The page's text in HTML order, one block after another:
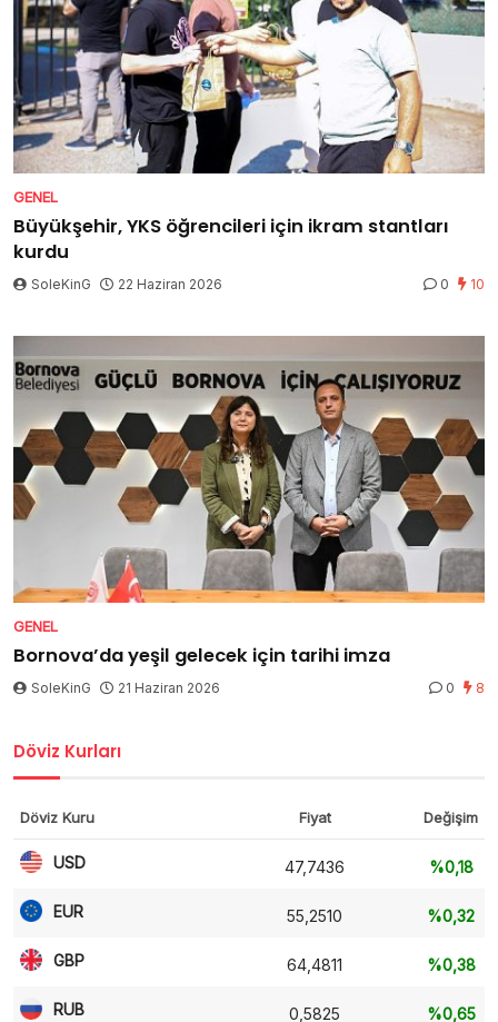
GENEL
Büyükşehir, YKS öğrencileri için ikram stantları
kurdu
SoleKinG 22 Haziran 2026 0 10
GENEL
Bornova’da yeşil gelecek için tarihi imza
SoleKinG 21 Haziran 2026 0 8
Döviz Kurları
Döviz Kuru Fiyat Değişim
USD 47,7436 %0,18
EUR 55,2510 %0,32
GBP 64,4811 %0,38
RUB 0,5825 %0,65